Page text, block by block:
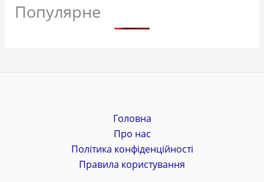
Популярне
Головна
Про нас
Політика конфіденційності
Правила користування